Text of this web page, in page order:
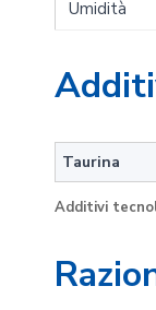
Umidità
Taurina
Additivi